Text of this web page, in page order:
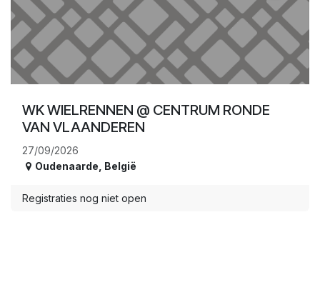
WK WIELRENNEN @ CENTRUM RONDE
VAN VLAANDEREN
27/09/2026
Oudenaarde België
Registraties nog niet open